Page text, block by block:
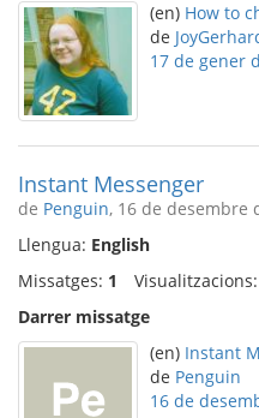
(en) How to
de
17 de gener
Instant Messenger
de Penguin, 16 de desembre
Llengua: English
Missatges: 1 Visualitzacions:
Darrer missatge
(en) Instant
de Penguin
16 de